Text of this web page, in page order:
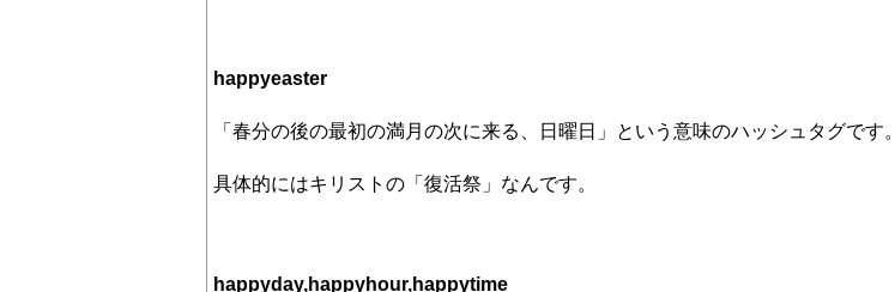
happyeaster
「春分の後の最初の満月の次に来る、日曜日」という意味のハッシュタグです。
具体的にはキリストの「復活祭」なんです。
happyday,happyhour,happytime